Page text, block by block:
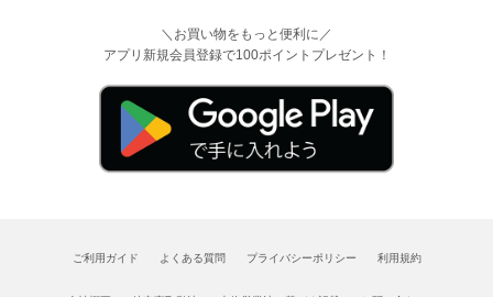
＼お買い物をもっと便利に／
アプリ新規会員登録で100ポイントプレゼント！
ご利用ガイド よくある質問 プライバシーポリシー 利用規約